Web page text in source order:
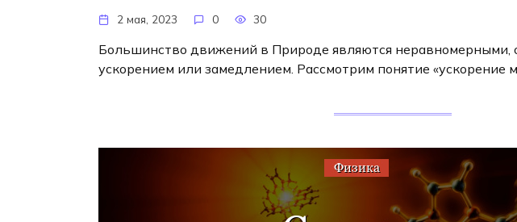
2 мая, 2023 0 30
Большинство движений в Природе являются неравномерными,
ускорением или замедлением. Рассмотрим понятие «ускорение